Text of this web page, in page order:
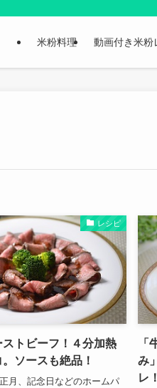
米粉料理 動画付き米粉
レシピ
トビーフ！４分加熱
ソースも絶品！
月、記念日などのホームパ
み
レ！